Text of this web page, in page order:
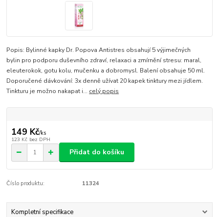
Popis: Bylinné kapky Dr. Popova Antistres obsahují 5 výjimečných
bylin pro podporu duševního zdraví, relaxaci a zmírnění stresu: maral,
eleuterokok, gotu kolu, mučenku a dobromysl. Balení obsahuje 50 ml.
Doporučené dávkování: 3x denně užívat 20 kapek tinktury mezi jídlem.
Tinkturu je možno nakapat i... celý popis
149 Kč/ks
123 Kč bez DPH
Přidat do košíku
Číslo produktu: 11324
Kompletní specifikace